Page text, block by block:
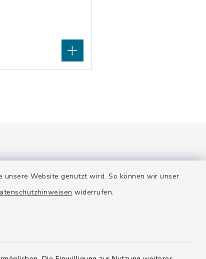
unsere Website genutzt wird. So können wir unser
widerrufen.